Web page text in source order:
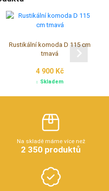
Rustikální komoda D 115 cm
tmavá
4 900 Kč
Skladem
Na skladě máme více než
2 350 produktů